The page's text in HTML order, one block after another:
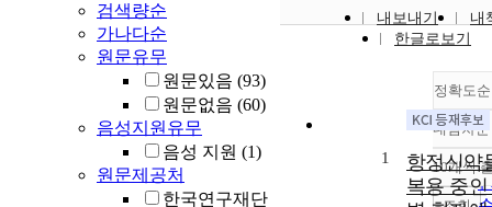
검색량순
가나다순
원문유무
원문있음 (93)
원문없음 (60)
음성지원유무
음성 지원 (1)
원문제공처
한국연구재단
내보내기
내
한글로보기
정확도순
내림차순
10개씩
1
항정신약
복용 중